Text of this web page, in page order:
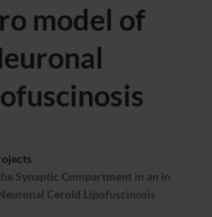
model of
Synaptic Compartment in an in
Ceroid Lipofuscinosis